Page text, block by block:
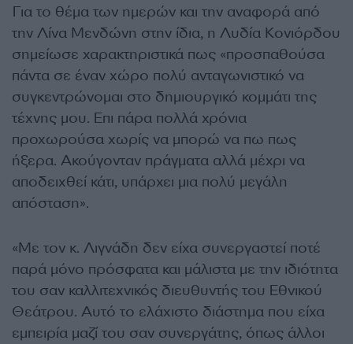
Για το θέμα των ημερών και την αναφορά από
την Λίνα Μενδώνη στην ίδια, η Λυδία Κονιόρδου
σημείωσε χαρακτηριστικά πως «προσπαθούσα
πάντα σε έναν χώρο πολύ ανταγωνιστικό να
συγκεντρώνομαι στο δημιουργικό κομμάτι της
τέχνης μου. Επι πάρα πολλά χρόνια
προχωρούσα χωρίς να μπορώ να πω πως
ήξερα. Ακούγονταν πράγματα αλλά μέχρι να
αποδειχθεί κάτι, υπάρχει μια πολύ μεγάλη
απόσταση».
«Με τον κ. Λιγνάδη δεν είχα συνεργαστεί ποτέ
παρά μόνο πρόσφατα και μάλιστα με την ιδιότητα
του σαν καλλιτεχνικός διευθυντής του Εθνικού
Θεάτρου. Αυτό το ελάχιστο διάστημα που είχα
εμπειρία μαζί του σαν συνεργάτης, όπως άλλοι